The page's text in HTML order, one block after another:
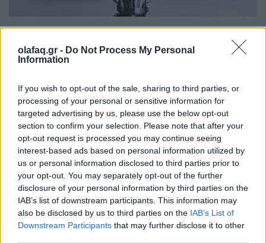
olafaq.gr - Do Not Process My Personal
Information
If you wish to opt-out of the sale, sharing to third parties, or
processing of your personal or sensitive information for
targeted advertising by us, please use the below opt-out
section to confirm your selection. Please note that after your
opt-out request is processed you may continue seeing
interest-based ads based on personal information utilized by
us or personal information disclosed to third parties prior to
your opt-out. You may separately opt-out of the further
disclosure of your personal information by third parties on the
IAB’s list of downstream participants. This information may
also be disclosed by us to third parties on the IAB’s List of
Downstream Participants that may further disclose it to other
Ώρα να μπερδευτούμε ξανά: Γυρίζουμε τα
16.10.25
Την Κυριακή 26 Οκτωβρίου, στις 04:00 τα ξημερώματα, θα
ξαναζήσουμε το πιο παράλογο ευρωπαϊκό ραντεβού με τον
χρόνο: θα γυρίσουμε τα ρολόγια μας πίσω μία ώρα, για να
"εξοικονομήσουμε ενέργεια".